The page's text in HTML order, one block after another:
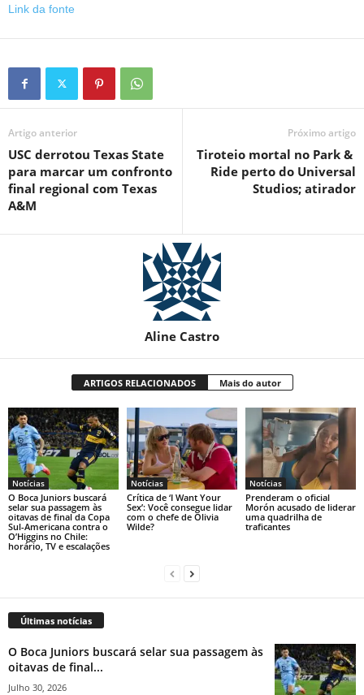
Link da fonte
Artigo anterior
USC derrotou Texas State
para marcar um confronto
final regional com Texas
A&M
Próximo artigo
Tiroteio mortal no Park & ​​​​
Ride perto do Universal
Studios; atirador
Aline Castro
ARTIGOS RELACIONADOS Mais do autor
Notícias
O Boca Juniors buscará
selar sua passagem às
oitavas de final da Copa
Sul-Americana contra o
O’Higgins no Chile:
horário, TV e escalações
Notícias
Crítica de ‘I Want Your
Sex’: Você consegue lidar
com o chefe de Olivia
Wilde?
Notícias
Prenderam o oficial
Morón acusado de liderar
uma quadrilha de
traficantes
Últimas notícias
O Boca Juniors buscará selar sua passagem às
oitavas de final...
Julho 30, 2026